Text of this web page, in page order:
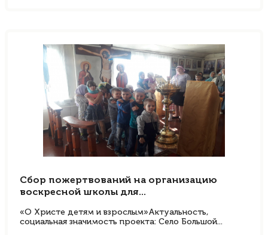
Сбор пожертвований на организацию
воскресной школы для...
«О Христе детям и взрослым»Актуальность,
социальная значимость проекта: Село Большой...